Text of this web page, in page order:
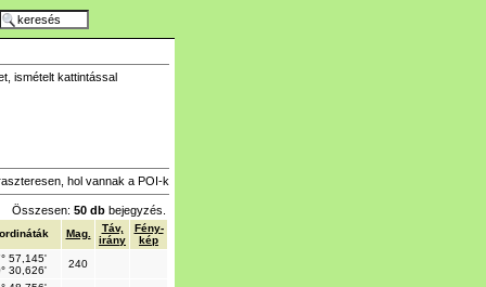
ismételt kattintással
hol vannak a POI-k
Összesen: 50 db bejegyzés.
Mag.
Táv,
irány
Fény-
kép
57,145'
30,626'
240